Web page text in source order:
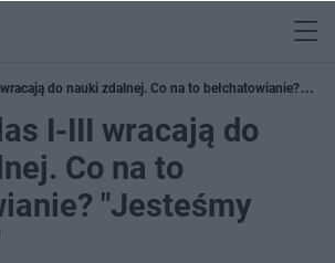
do nauki zdalnej. Co na to bełchatowianie?
I-III wracają do
Co na to
"Jesteśmy